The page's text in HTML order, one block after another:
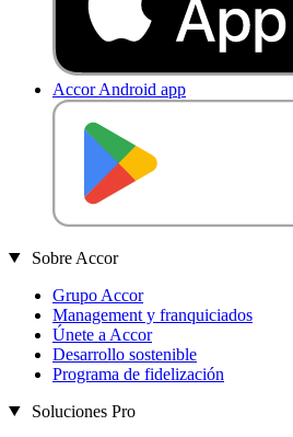
Accor Android app
Sobre Accor
Grupo Accor
Management y franquiciados
Únete a Accor
Desarrollo sostenible
Programa de fidelización
Soluciones Pro